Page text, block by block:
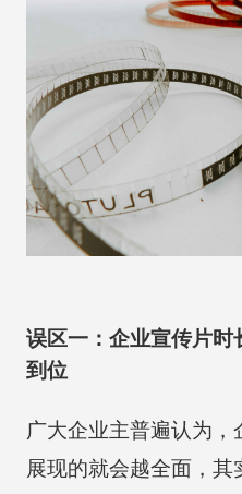
误区一：企业宣传片时
到位
广大企业主普遍认为，
展现的就会越全面，其